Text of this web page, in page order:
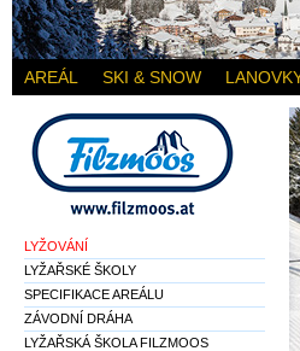
LYŽOVÁNÍ
LYŽAŘSKÉ ŠKOLY
SPECIFIKACE AREÁLU
ZÁVODNÍ DRÁHA
LYŽAŘSKÁ ŠKOLA FILZMOOS
AREÁL SKI & SNOW